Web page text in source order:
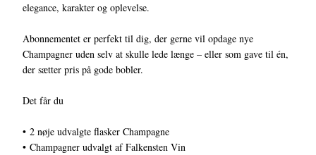
elegance, karakter og oplevelse.
Abonnementet er perfekt til dig, der gerne vil opdage nye
Champagner uden selv at skulle lede længe – eller som gave til én,
der sætter pris på gode bobler.
Det får du
• 2 nøje udvalgte flasker Champagne
• Champagner udvalgt af Falkensten Vin